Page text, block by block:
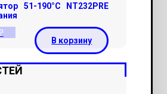
51-190°С NT232PRE
В корзину